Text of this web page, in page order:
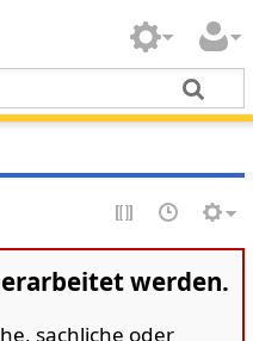
werden.
sachliche oder